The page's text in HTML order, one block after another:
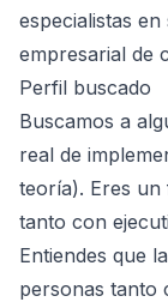
especialistas
empresarial de
Perfil buscado
Buscamos a
real de
teoría). Eres
tanto con
Entiendes que
personas tanto